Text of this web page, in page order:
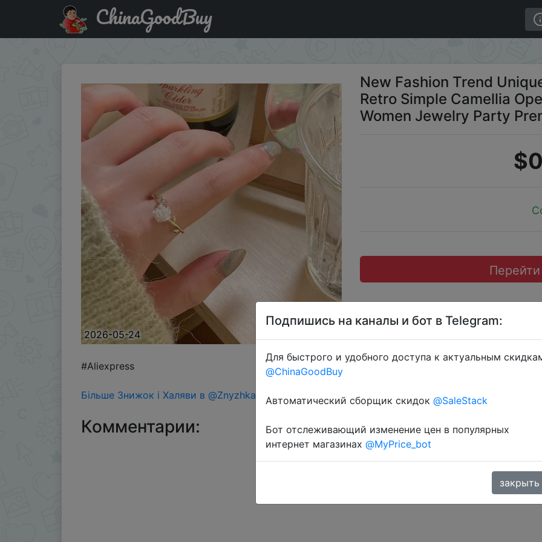
Купить по акции: New Fashion Trend Unique Design Elegant Delicate Retro Simple Camellia Open End Adjustable
ChinaGoodBuy
2026-05-24
New Fashion Trend
Retro Simple Camellia
Women Jewelry Party
#Aliexpress
Більше Знижок і Халяви в @ZnyzhkaUA
Комментарии:
Подпишись на каналы и бот в Telegram:
Для быстрого и удобного доступа к актуальным
@ChinaGoodBuy
Автоматический сборщик скидок @SaleStack
Бот отслеживающий изменение цен в популярных
интернет магазинах @MyPrice_bot
закрыть